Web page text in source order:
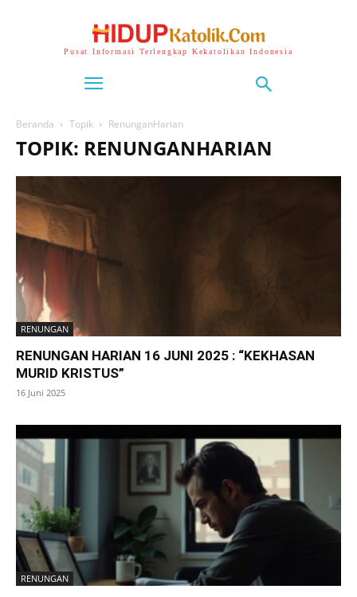
Pusat Informasi Terlengkap Kekatolikan Indonesia
Beranda Topik RenunganHarian
TOPIK: RENUNGANHARIAN
RENUNGAN
RENUNGAN HARIAN 16 JUNI 2025 : “KEKHASAN
MURID KRISTUS”
16 Juni 2025
RENUNGAN